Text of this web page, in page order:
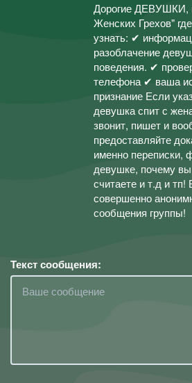
Дорогие ДЕВУШКИ,
Женских Грехов"
узнать: ✔
разоблачение
поведения. ✔
телефона ✔ ваша
признание Если
девушка спит с
звонит, пишет и
предоставляйте
именно переписки,
девушке, почему вы
считаете и т.д и тп!
совершенно
сообщения группы!
Текст сообщения: